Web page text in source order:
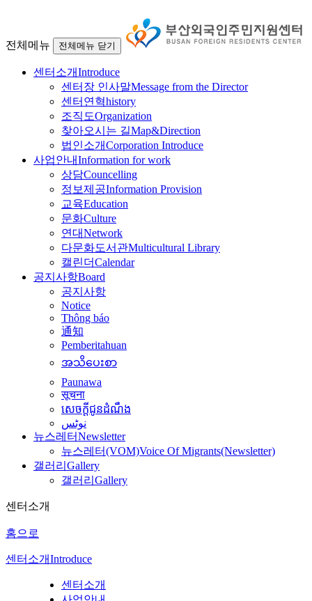
전체메뉴 전체메뉴 닫기
센터소개Introduce
센터장 인사말Message from the Director
센터연혁history
조직도Organization
찾아오시는 길Map&Direction
법인소개Corporation Introduce
사업안내Information for work
상담Councelling
정보제공Information Provision
교육Education
문화Culture
연대Network
다문화도서관Multicultural Library
캘린더Calendar
공지사항Board
공지사항
Notice
Thông báo
通知
Pemberitahuan
အသိပေးစာ
Paunawa
सूचना
សេចក្តីជូនដំណឹង
نوٹس
뉴스레터Newsletter
뉴스레터(VOM)Voice Of Migrants(Newsletter)
갤러리 Gallery
갤러리 Gallery
센터소개
홈으로
센터소개Introduce
센터소개